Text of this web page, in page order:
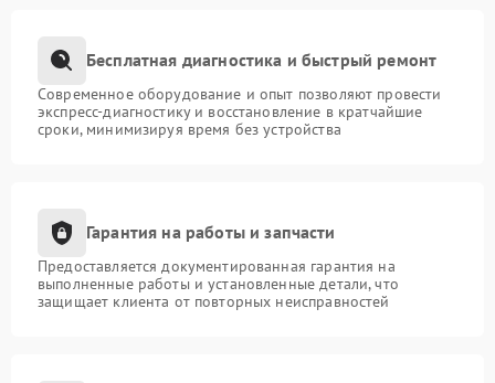
Бесплатная диагностика и быстрый ремонт
Современное оборудование и опыт позволяют провести
экспресс-диагностику и восстановление в кратчайшие
сроки, минимизируя время без устройства
Гарантия на работы и запчасти
Предоставляется документированная гарантия на
выполненные работы и установленные детали, что
защищает клиента от повторных неисправностей